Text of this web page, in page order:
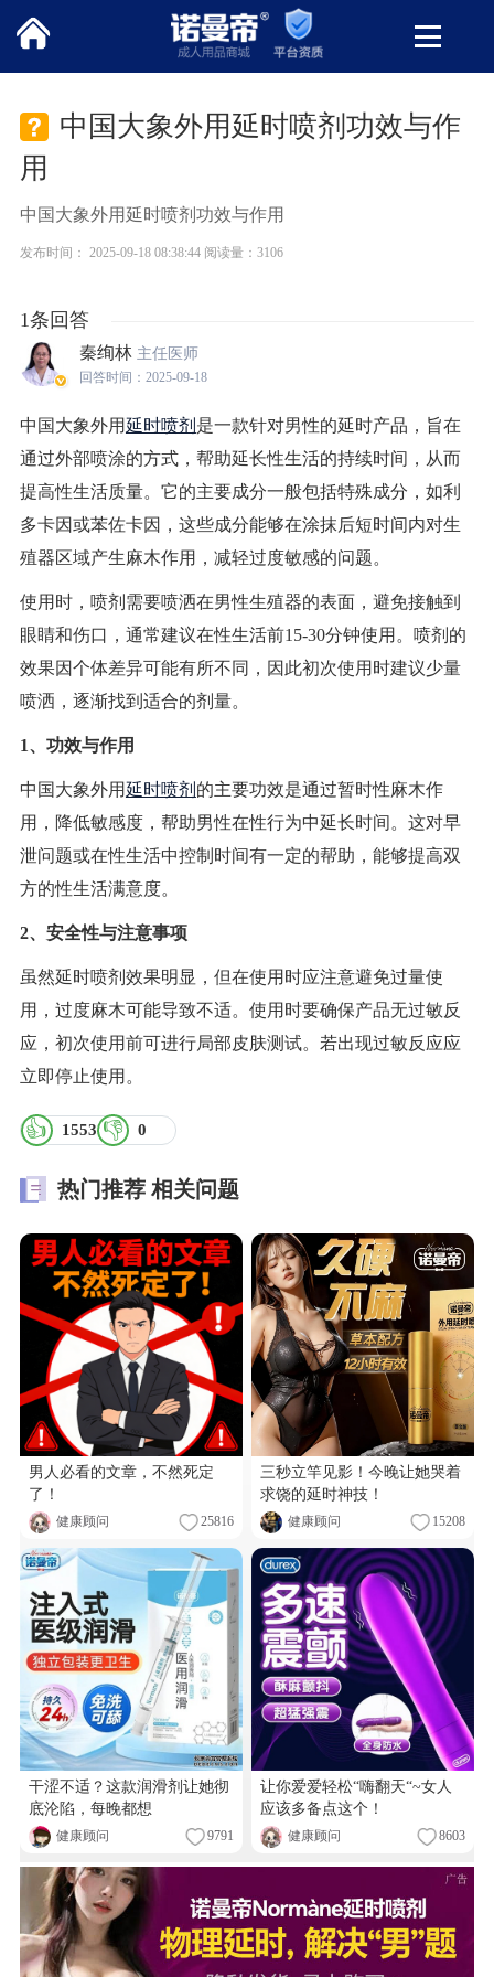
中国大象外用延时喷剂功效与作
用
中国大象外用延时喷剂功效与作用
发布时间： 2025-09-18 08:38:44 阅读量：3106
1条回答
秦绚林 主任医师
回答时间：2025-09-18
中国大象外用延时喷剂 是一款针对男性的延时产品，旨在
通过外部喷涂的方式，帮助延长性生活的持续时间，从而
提高性生活质量。它的主要成分一般包括特殊成分，如利
多卡因或苯佐卡因，这些成分能够在涂抹后短时间内对生
殖器区域产生麻木作用，减轻过度敏感的问题。
使用时，喷剂需要喷洒在男性生殖器的表面，避免接触到
眼睛和伤口，通常建议在性生活前15-30分钟使用。喷剂的
效果因个体差异可能有所不同，因此初次使用时建议少量
喷洒，逐渐找到适合的剂量。
1、功效与作用
中国大象外用延时喷剂 的主要功效是通过暂时性麻木作
用，降低敏感度，帮助男性在性行为中延长时间。这对早
泄问题或在性生活中控制时间有一定的帮助，能够提高双
方的性生活满意度。
2、安全性与注意事项
虽然延时喷剂效果明显，但在使用时应注意避免过量使
用，过度麻木可能导致不适。使用时要确保产品无过敏反
应，初次使用前可进行局部皮肤测试。若出现过敏反应应
立即停止使用。
👍 1553 👎 0
热门推荐 相关问题
男人必看的文章，不然死定
了！
健康顾问 25816
三秒立竿见影！今晚让她哭着
求饶的延时神技！
健康顾问 15208
干涩不适？这款润滑剂让她彻
底沦陷，每晚都想
健康顾问 9791
让你爱爱轻松“嗨翻天“~女人
应该多备点这个！
健康顾问 8603